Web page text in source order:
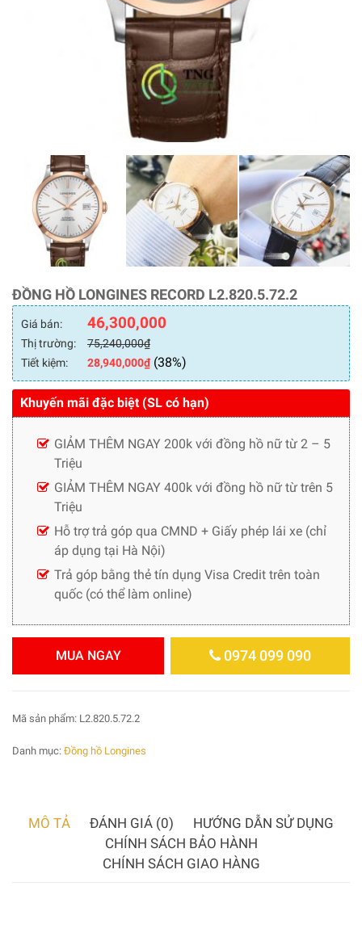
ĐỒNG HỒ LONGINES RECORD L2.820.5.72.2
Giá bán: 46,300,000
Thị trường: 75,240,000₫
Tiết kiệm:
28,940,000₫(38%)
Khuyến mãi đặc biệt (SL có hạn)
GIẢM THÊM NGAY 200k với đồng hồ nữ từ 2 – 5
Triệu
GIẢM THÊM NGAY 400k với đồng hồ nữ từ trên 5
Triệu
Hỗ trợ trả góp qua CMND + Giấy phép lái xe (chỉ
áp dụng tại Hà Nội)
Trả góp bằng thẻ tín dụng Visa Credit trên toàn
quốc (có thể làm online)
MUA NGAY 0974 099 090
Mã sản phẩm: L2.820.5.72.2
Danh mục: Đồng hồ Longines
MÔ TẢ ĐÁNH GIÁ (0)
HƯỚNG DẪN SỬ DỤNG
CHÍNH SÁCH BẢO HÀNH
CHÍNH SÁCH GIAO HÀNG